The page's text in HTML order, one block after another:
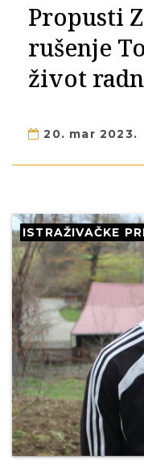
Propusti
rušenje
život
20. mar 2023.
ISTRAŽIVAČKE